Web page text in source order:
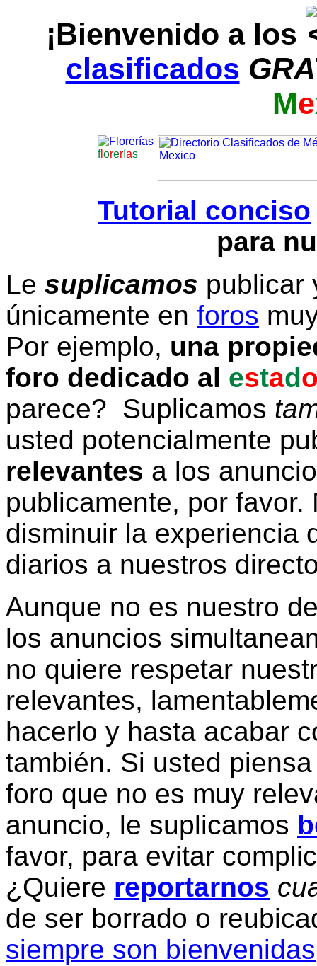
¡Bienvenido a los
clasificados
Me
florerías
Tutorial conciso
para
Le suplicamos publicar
únicamente en foros
Por ejemplo, una
foro dedicado al estad
parece? Suplicamos
usted potencialmente
relevantes a los
publicamente, por
disminuir la experiencia
diarios a nuestros
Aunque no es nuestro
los anuncios
no quiere respetar
relevantes,
hacerlo y hasta acabar
también. Si usted
foro que no es muy
anuncio, le suplicamos
favor, para evitar
¿Quiere reportarnos
de ser borrado o
siempre son bienvenidas